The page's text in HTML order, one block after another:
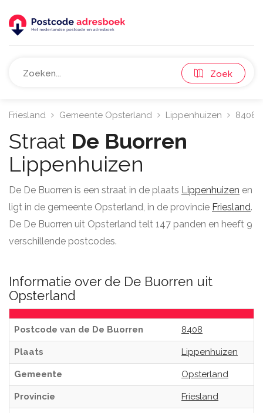
Zoek
Friesland Gemeente Opsterland Lippenhuizen 8408
Straat De Buorren
Lippenhuizen
De De Buorren is een straat in de plaats Lippenhuizen en
ligt in de gemeente Opsterland, in de provincie Friesland.
De De Buorren uit Opsterland telt 147 panden en heeft 9
verschillende postcodes.
Informatie over de De Buorren uit
Opsterland
Postcode van de De Buorren 8408
Plaats Lippenhuizen
Gemeente Opsterland
Provincie Friesland